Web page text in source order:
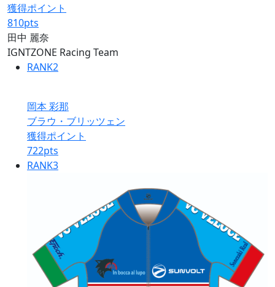
獲得ポイント
810pts
田中 麗奈
IGNTZONE Racing Team
RANK2
岡本 彩那
ブラウ・ブリッツェン
獲得ポイント
722pts
RANK3